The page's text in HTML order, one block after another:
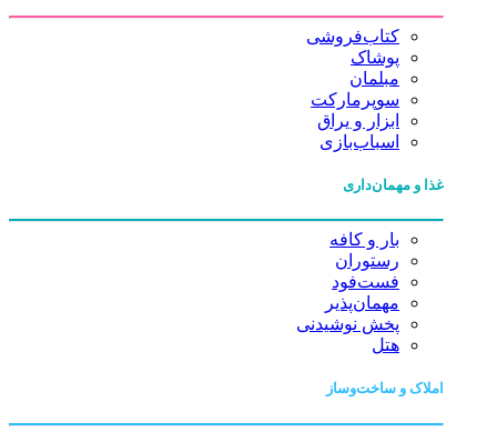
کتاب‌فروشی
پوشاک
مبلمان
سوپرمارکت
ابزار و یراق
اسباب‌بازی
غذا و مهمان‌داری
بار و کافه
رستوران
فست‌فود
مهمان‌پذیر
پخش نوشیدنی
هتل
املاک و ساخت‌وساز